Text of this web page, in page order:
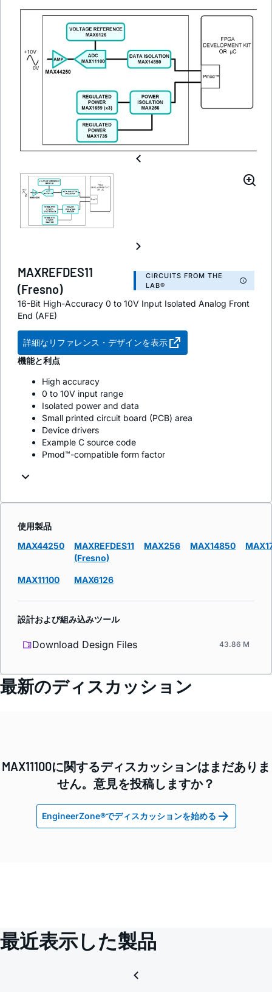
MAXREFDES11
(Fresno)
CIRCUITS FROM THE
LAB®
16-Bit High-Accuracy 0 to 10V Input Isolated Analog Front
End (AFE)
詳細なリファレンス・デザインを表示
機能と利点
High accuracy
0 to 10V input range
Isolated power and data
Small printed circuit board (PCB) area
Device drivers
Example C source code
Pmod™-compatible form factor
使用製品
MAX44250
MAXREFDES11
(Fresno)
MAX256 MAX14850
MAX11100 MAX6126
設計および組み込みツール
Download Design Files 43.86 M
最新のディスカッション
MAX11100に関するディスカッションはまだありま
せん。意見を投稿しますか？
EngineerZone®でディスカッションを始める
最近表示した製品